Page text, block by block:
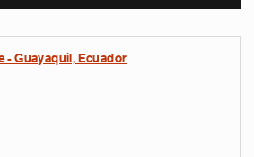
- Guayaquil, Ecuador